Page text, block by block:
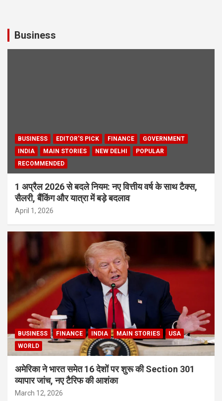
Business
BUSINESS EDITOR'S PICK FINANCE
GOVERNMENT
INDIA
MAIN STORIES NEW DELHI
POPULAR
RECOMMENDED
1 अप्रैल 2026 से बदले नियम: नए वित्तीय वर्ष के साथ टैक्स,
सैलरी, बैंकिंग और यात्रा में बड़े बदलाव
April 1, 2026
BUSINESS FINANCE INDIA MAIN STORIES
USA
WORLD
अमेरिका ने भारत समेत 16 देशों पर शुरू की Section 301
व्यापार जांच, नए टैरिफ की आशंका
March 12, 2026